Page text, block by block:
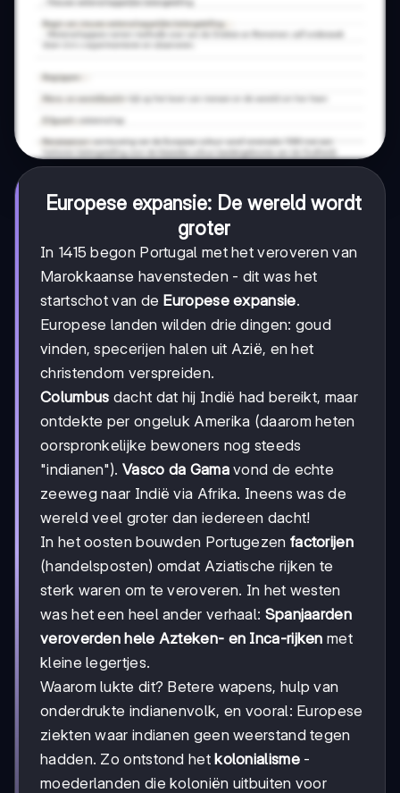
Europese expansie: De wereld wordt
groter
In 1415 begon Portugal met het veroveren van
Marokkaanse havensteden - dit was het
startschot van de Europese expansie.
Europese landen wilden drie dingen: goud
vinden, specerijen halen uit Azië, en het
christendom verspreiden.
Columbus dacht dat hij Indië had bereikt, maar
ontdekte per ongeluk Amerika (daarom heten
oorspronkelijke bewoners nog steeds
"indianen"). Vasco da Gamavond de echte
zeeweg naar Indië via Afrika. Ineens was de
wereld veel groter dan iedereen dacht!
In het oosten bouwden Portugezen factorijen
(handelsposten) omdat Aziatische rijken te
sterk waren om te veroveren. In het westen
was het een heel ander verhaal: Spanjaarden
veroverden hele Azteken- en Inca-rijken met
kleine legertjes.
Waarom lukte dit? Betere wapens, hulp van
onderdrukte indianenvolk, en vooral: Europese
ziekten waar indianen geen weerstand tegen
hadden. Zo ontstond hetkolonialisme-
moederlanden die koloniën uitbuiten voor